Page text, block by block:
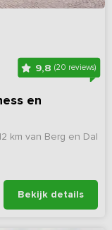
9,8 (20 reviews)
en
km van Berg en Dal
Bekijk details